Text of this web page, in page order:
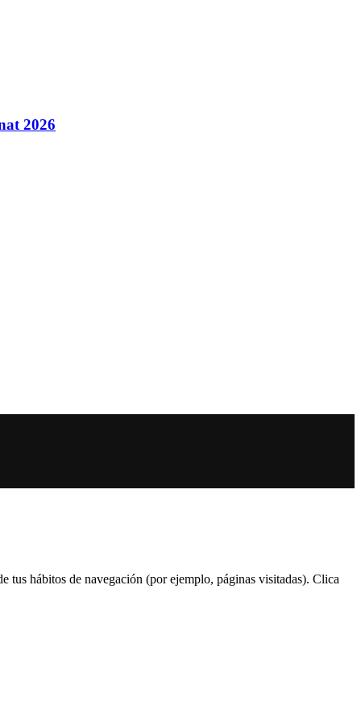
2026
tus hábitos de navegación (por ejemplo, páginas visitadas). Clica